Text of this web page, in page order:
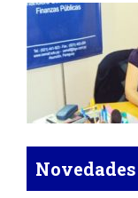
Novedades